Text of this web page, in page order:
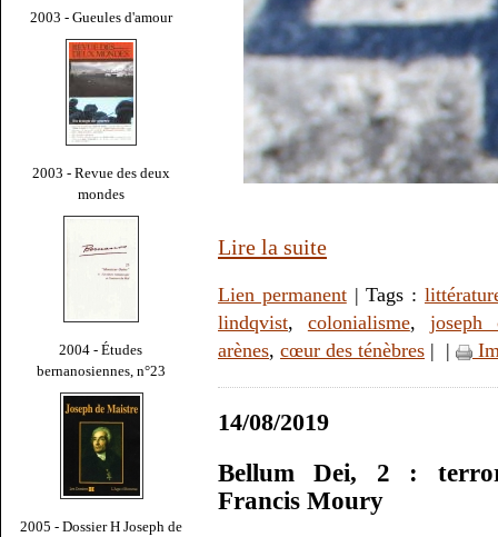
2003 - Gueules d'amour
2003 - Revue des deux
mondes
2004 - Études
bernanosiennes, n°23
2005 - Dossier H Joseph de
Lire la suite
Lien permanent| Tags :
lindqvist, colonialisme, joseph
arènes, cœur des ténèbres | |
14/08/2019
Bellum Dei, 2 :
Francis Moury